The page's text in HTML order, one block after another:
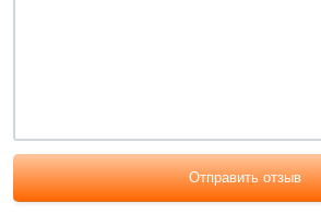
Отправить отзыв